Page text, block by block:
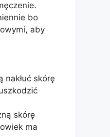
bo
aby
nakłuć skórę
skórę
ma